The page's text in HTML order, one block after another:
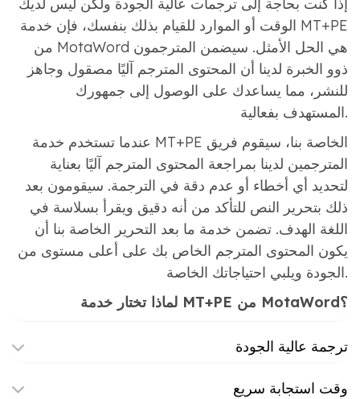
الوقت أو الموارد للقيام بذلك بنفسك، فإن خدمة MT+PE
من MotaWord هي الحل الأمثل. سيضمن المترجمون
ذوو الخبرة لدينا أن المحتوى المترجم آليًا مصقول وجاهز
للنشر، مما يساعدك على الوصول إلى جمهورك
المستهدف بفعالية.
عندما تستخدم خدمة MT+PE الخاصة بنا، سيقوم فريق
المترجمين لدينا بمراجعة المحتوى المترجم آليًا بعناية
لتحديد أي أخطاء أو عدم دقة في الترجمة. سيقومون بعد
ذلك بتحرير النص للتأكد من أنه دقيق ويقرأ بسلاسة في
اللغة الهدف. تضمن خدمة ما بعد التحرير الخاصة بنا أن
يكون المحتوى المترجم الخاص بك على أعلى مستوى من
الجودة ويلبي احتياجاتك الخاصة.
لماذا تختار خدمة MT+PE من MotaWord؟
ترجمة عالية الجودة
وقت استجابة سريع